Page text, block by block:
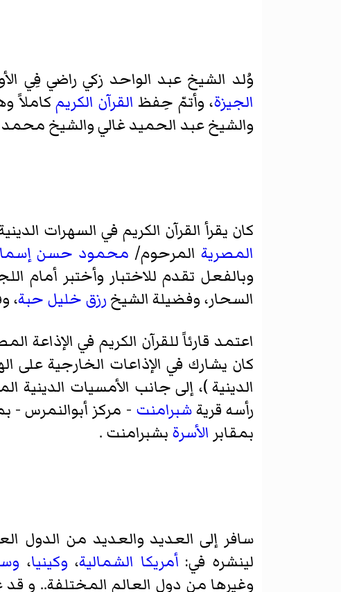
وُلد الشيخ عبد الواحد زكي راضي فِي الأول من
الجيزة، وأتمّ حِفظ القرآن الكريم كاملاً
والشيخ عبد الحميد غالي والشيخ
كان يقرأ القرآن الكريم في السهرات
المصرية المرحوم/ محمود حسن
وبالفعل تقدم للاختبار وأختبر
السحار، وفضيلة الشيخ رزق خليل حبة،
كان يشارك في الإذاعات الخارجية على
الدينية )، إلى جانب الأمسيات الدينية المسجلة
رأسه قريةشبرامنت - مركز أبوالنمرس-
بمقابر الأسرة بشبرامنت .
سافر إلى العديد والعديد من الدول
لينشره في: أمريكا الشمالية، وكينيا،
وغيرها من دول العالم المختلفة.. و قد